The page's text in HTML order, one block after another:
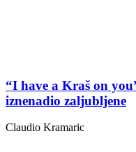
“I have a Kraš on
iznenadio zaljubljene
Claudio Kramaric